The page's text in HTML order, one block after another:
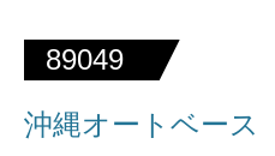
89049
沖縄オートベース